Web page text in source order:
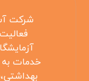
شرکت
خدمات به